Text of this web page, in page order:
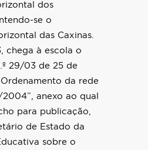
dos
se o
das Caxinas.
chega à escola o
29/03 de 25 de
da rede
anexo ao qual
para publicação,
de Estado da
sobre o